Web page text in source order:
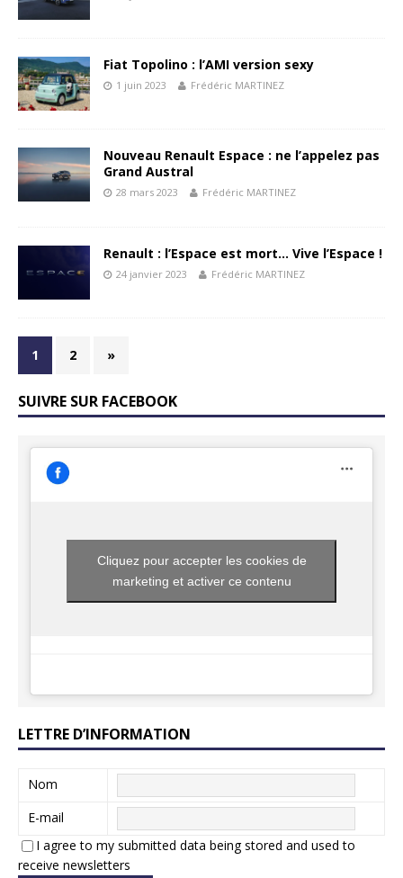
Fiat Topolino : l’AMI version sexy
1 juin 2023 Frédéric MARTINEZ
Nouveau Renault Espace : ne l’appelez pas
Grand Austral
28 mars 2023 Frédéric MARTINEZ
Renault : l’Espace est mort… Vive l’Espace !
24 janvier 2023 Frédéric MARTINEZ
1 2 »
SUIVRE SUR FACEBOOK
Cliquez pour accepter les cookies de
marketing et activer ce contenu
LETTRE D’INFORMATION
Nom
E-mail
I agree to my submitted data being stored and used to
receive newsletters